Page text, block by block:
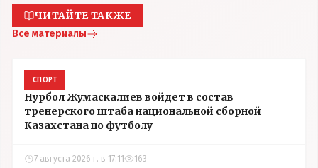
ЧИТАЙТЕ ТАКЖЕ
Все материалы
СПОРТ
Нурбол Жумаскалиев войдет в состав
тренерского штаба национальной сборной
Казахстана по футболу
7 августа 2026 г. в 17:11 163